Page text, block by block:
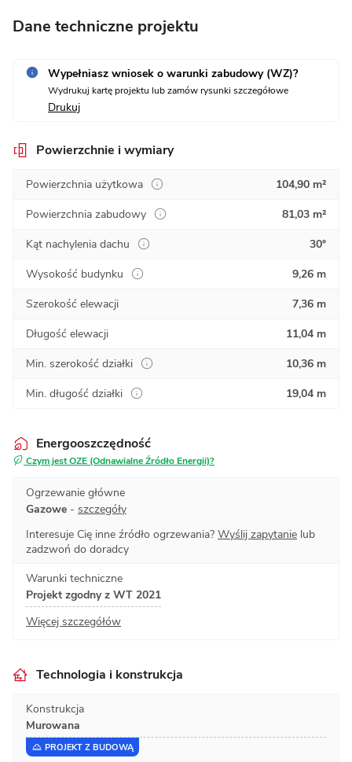
Dane techniczne projektu
Wypełniasz wniosek o warunki zabudowy (WZ)?
Wydrukuj kartę projektu lub zamów rysunki szczegółowe
Drukuj
Powierzchnie i wymiary
Powierzchnia użytkowa
104,90 m²
Powierzchnia zabudowy
81,03 m²
Kąt nachylenia dachu
30°
Wysokość budynku
9,26 m
Szerokość elewacji
7,36 m
Długość elewacji
11,04 m
Min. szerokość działki
10,36 m
Min. długość działki
19,04 m
Energooszczędność
Czym jest OZE (Odnawialne Źródło Energii)?
Ogrzewanie główne
Gazowe - szczegóły
Interesuje Cię inne źródło ogrzewania? Wyślij zapytanie lub
zadzwoń do doradcy
Warunki techniczne
Projekt zgodny z WT 2021
Więcej szczegółów
Technologia i konstrukcja
Konstrukcja
Murowana
PROJEKT Z BUDOWĄ